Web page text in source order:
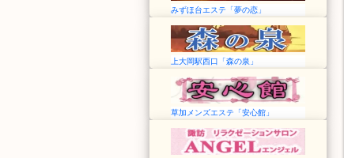
みずほ台エステ「夢の恋」
上大岡駅西口「森の泉」
草加メンズエステ「安心館」